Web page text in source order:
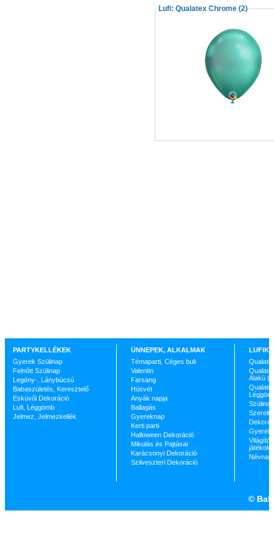
Lufi: Qualatex Chrome(2)
PARTYKELLÉKEK
Gyerek Szülinap
Felnőtt Szülinap
Legény-, Lánybúcsú
Babaszületés, Keresztelő
Esküvői Dekoráció
Lufi, Léggömb
Jelmez, Jelmezkellék
ÜNNEPEK, ALKALMAK
Témaparti, Céges buli
Valentin
Farsang
Húsvét
Anyák napja
Ballagás
Gyereknap
Kerti parti
Halloween Dekoráció
Mikulás és Pajtásai
Karácsonyi Dekoráció
Szilveszteri Dekoráció
LUFIK
Alakú
Világító
játékok
Névnap
©